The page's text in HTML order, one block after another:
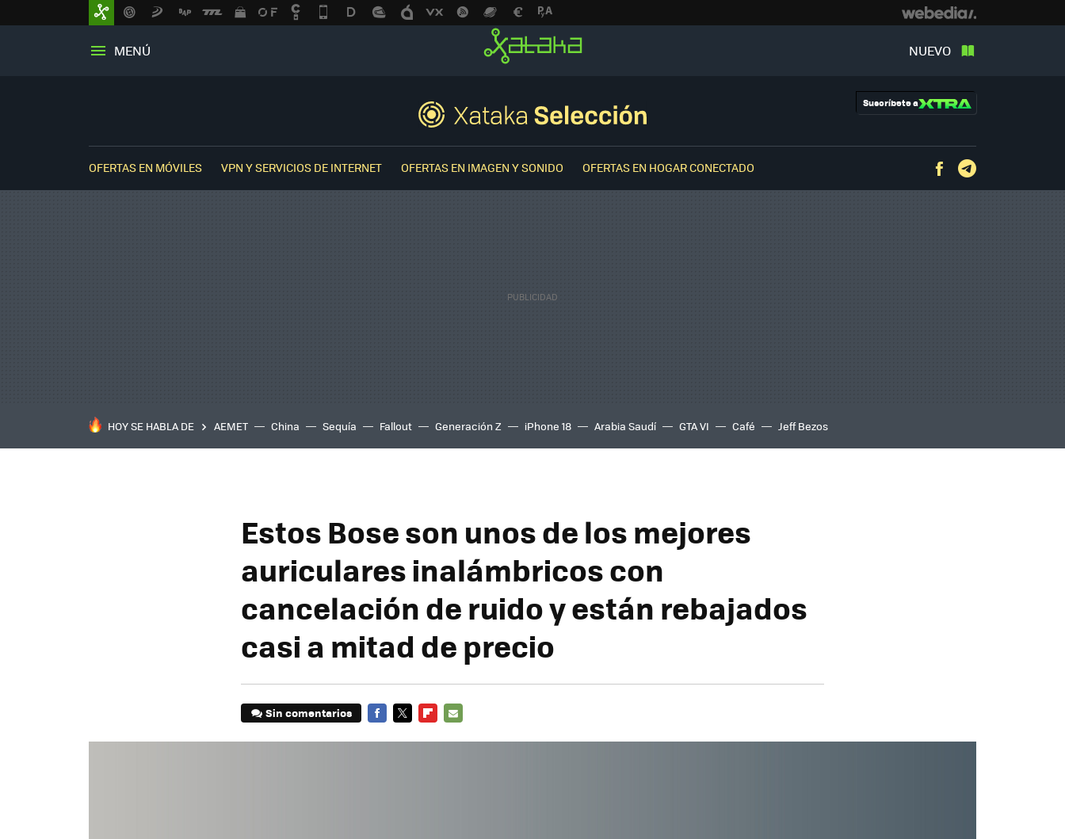
MENÚ NUEVO
Suscríbete a
OFERTAS EN MÓVILES VPN Y SERVICIOS DE INTERNET OFERTAS EN IMAGEN Y SONIDO OFERTAS EN HOGAR CONECTADO Facebook
HOY SE HABLA DE AEMET China Sequía Fallout Generación Z iPhone 18 Arabia Saudí GTA VI Café Jeff Bezos
Estos Bose son unos de los mejores
auriculares inalámbricos con
cancelación de ruido y están rebajados
casi a mitad de precio
Sin comentarios